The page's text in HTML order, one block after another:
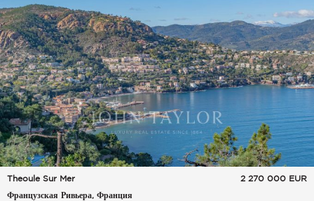
Theoule Sur Mer
Французская Ривьера, Франция
2 270 000 EUR